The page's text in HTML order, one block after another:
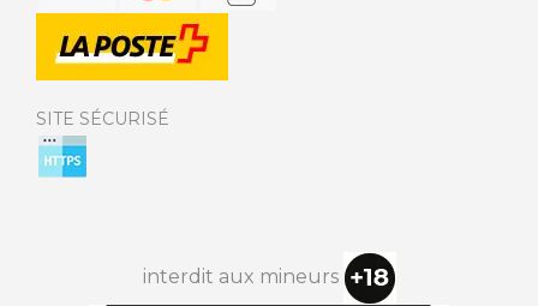
SITE SÉCURISÉ
interdit aux mineurs